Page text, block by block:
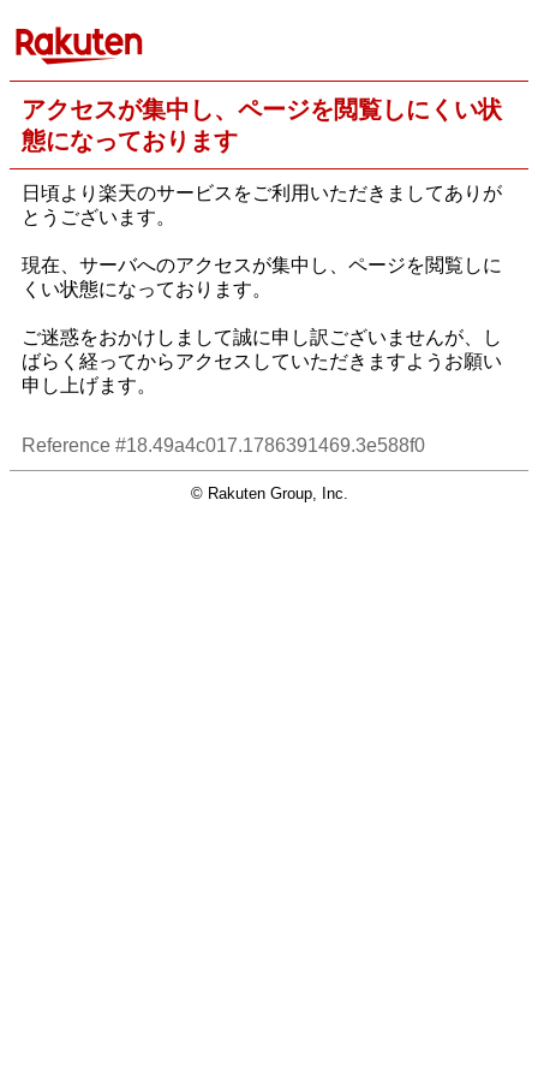
アクセスが集中し、ページを閲覧しにくい状
態になっております
日頃より楽天のサービスをご利用いただきましてありが
とうございます。
現在、サーバへのアクセスが集中し、ページを閲覧しに
くい状態になっております。
ご迷惑をおかけしまして誠に申し訳ございませんが、し
ばらく経ってからアクセスしていただきますようお願い
申し上げます。
Reference #18.49a4c017.1786391469.3e588f0
© Rakuten Group, Inc.